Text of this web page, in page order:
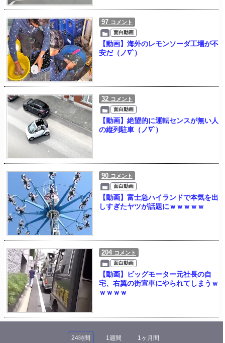
97 コメント
面白動画
【動画】海外のレモンソーダ工場が不
安だ（ノ∇`）
32 コメント
面白動画
【動画】絶望的に運転センスが無い人
の縦列駐車（ノ∇`）
90 コメント
面白動画
【動画】富士急ハイランドで本気を出
しすぎたヤツが話題にｗｗｗｗｗ
204 コメント
面白動画
【動画】ビッグモーター元社長の自
宅、右翼の街宣車にやられてしまうｗ
ｗｗｗｗ
24時間 1週間 1ヶ月間